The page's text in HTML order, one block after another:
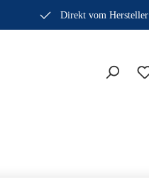
Direkt vom Hersteller